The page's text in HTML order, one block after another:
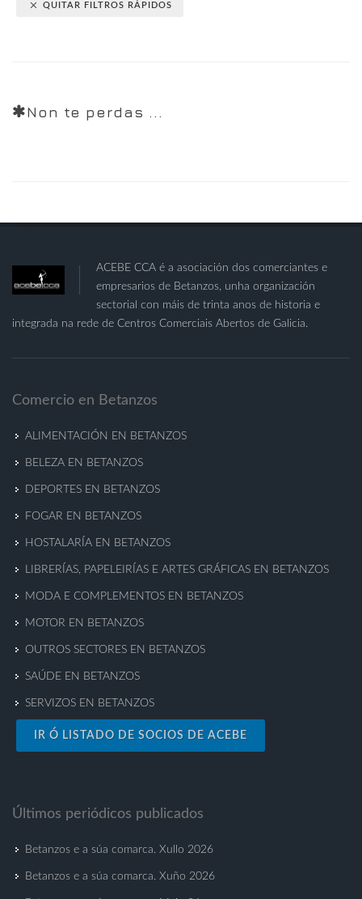
QUITAR FILTROS RÁPIDOS
Non te perdas ...
ACEBE CCA é a asociación dos comerciantes e
empresarios de Betanzos, unha organización
sectorial con máis de trinta anos de historia e
integrada na rede de Centros Comerciais Abertos de Galicia.
Comercio en Betanzos
ALIMENTACIÓN EN BETANZOS
BELEZA EN BETANZOS
DEPORTES EN BETANZOS
FOGAR EN BETANZOS
HOSTALARÍA EN BETANZOS
LIBRERÍAS, PAPELEIRÍAS E ARTES GRÁFICAS EN BETANZOS
MODA E COMPLEMENTOS EN BETANZOS
MOTOR EN BETANZOS
OUTROS SECTORES EN BETANZOS
SAÚDE EN BETANZOS
SERVIZOS EN BETANZOS
IR Ó LISTADO DE SOCIOS DE ACEBE
Últimos periódicos publicados
Betanzos e a súa comarca. Xullo 2026
Betanzos e a súa comarca. Xuño 2026